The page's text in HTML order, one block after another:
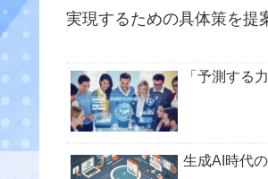
実現するための具体策を提
「予測する
生成AI時代